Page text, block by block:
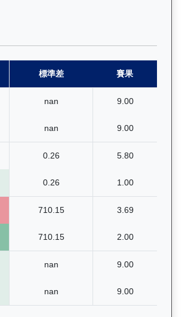
標準差 賽果
nan 9.00
nan 9.00
0.26 5.80
0.26 1.00
710.15 3.69
710.15 2.00
nan 9.00
nan 9.00